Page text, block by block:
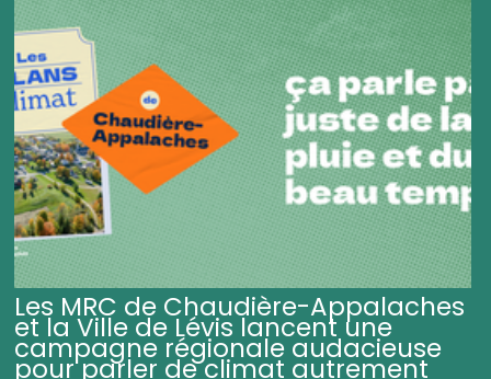
Les MRC de Chaudière-Appalaches
et la Ville de Lévis lancent une
campagne régionale audacieuse
pour parler de climat autrement